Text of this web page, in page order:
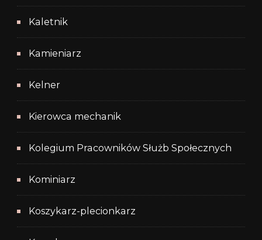
Kaletnik
Kamieniarz
Kelner
Kierowca mechanik
Kolegium Pracowników Służb Społecznych
Kominiarz
Koszykarz-plecionkarz